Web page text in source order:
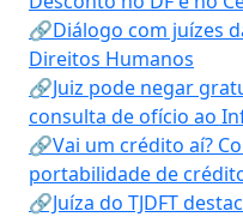
🔗Diálogo com juízes
Direitos Humanos
🔗Juiz pode negar
consulta de ofício ao
🔗Vai um crédito aí?
portabilidade de
🔗Juíza do TJDFT